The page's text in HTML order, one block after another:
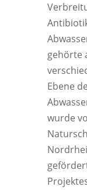
gehörte
Ebene
wurde